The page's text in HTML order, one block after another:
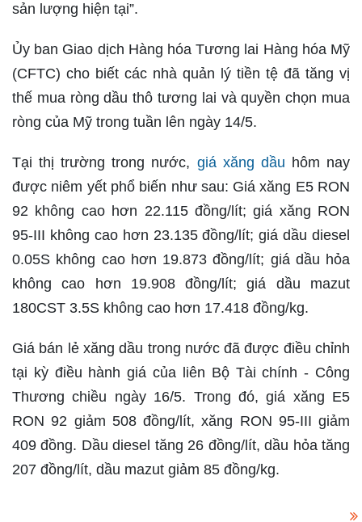
sản lượng hiện tại”.
Ủy ban Giao dịch Hàng hóa Tương lai Hàng hóa Mỹ
(CFTC) cho biết các nhà quản lý tiền tệ đã tăng vị
thế mua ròng dầu thô tương lai và quyền chọn mua
ròng của Mỹ trong tuần lên ngày 14/5.
Tại thị trường trong nước, giá xăng dầu hôm nay
được niêm yết phổ biến như sau: Giá xăng E5 RON
92 không cao hơn 22.115 đồng/lít; giá xăng RON
95-III không cao hơn 23.135 đồng/lít; giá dầu diesel
0.05S không cao hơn 19.873 đồng/lít; giá dầu hỏa
không cao hơn 19.908 đồng/lít; giá dầu mazut
180CST 3.5S không cao hơn 17.418 đồng/kg.
Giá bán lẻ xăng dầu trong nước đã được điều chỉnh
tại kỳ điều hành giá của liên Bộ Tài chính - Công
Thương chiều ngày 16/5. Trong đó, giá xăng E5
RON 92 giảm 508 đồng/lít, xăng RON 95-III giảm
409 đồng. Dầu diesel tăng 26 đồng/lít, dầu hỏa tăng
207 đồng/lít, dầu mazut giảm 85 đồng/kg.